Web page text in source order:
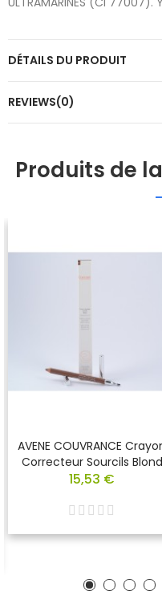
DÉTAILS DU PRODUIT
REVIEWS(0)
Produits de
AVENE COUVRANCE
Correcteur Sourcils Blond
15,53 €